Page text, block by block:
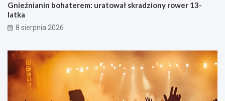
Gnieźnianin bohaterem: uratował skradziony rower 13-
latka
8 sierpnia 2026